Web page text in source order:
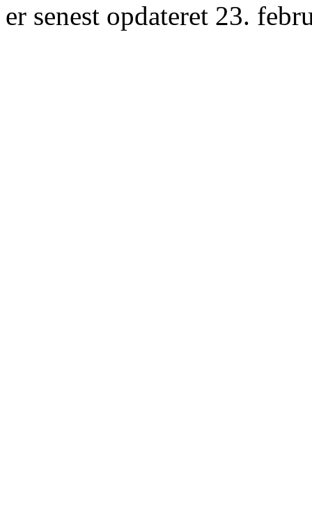
er senest opdateret 23.